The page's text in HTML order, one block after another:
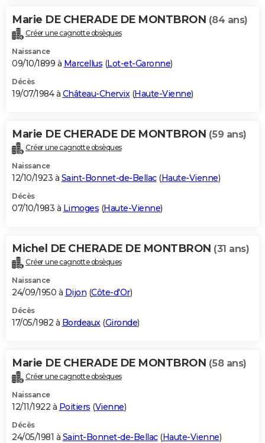
Marie DE CHERADE DE MONTBRON (84 ans)
Créer une cagnotte obsèques
Naissance
09/10/1899 à Marcellus (Lot-et-Garonne)
Décès
19/07/1984 à Château-Chervix(Haute-Vienne)
Marie DE CHERADE DE MONTBRON (59 ans)
Créer une cagnotte obsèques
Naissance
12/10/1923 à Saint-Bonnet-de-Bellac(Haute-Vienne)
Décès
07/10/1983 à Limoges (Haute-Vienne)
Michel DE CHERADE DE MONTBRON (31 ans)
Créer une cagnotte obsèques
Naissance
24/09/1950 à Dijon (Côte-d'Or)
Décès
17/05/1982 à Bordeaux(Gironde)
Marie DE CHERADE DE MONTBRON (58 ans)
Créer une cagnotte obsèques
Naissance
12/11/1922 à Poitiers (Vienne)
Décès
24/05/1981 à Saint-Bonnet-de-Bellac(Haute-Vienne)